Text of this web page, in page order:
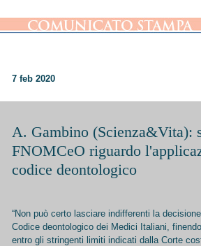
7 feb 2020
A. Gambino (Scienza&Vita):
FNOMCeO riguardo
codice deontologico
“Non può certo lasciare indifferenti la
Codice deontologico dei Medici Italiani,
entro gli stringenti limiti indicati dalla Corte